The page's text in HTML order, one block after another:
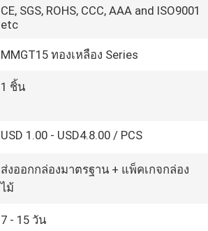
CE, SGS, ROHS, CCC, AAA and ISO9001
etc
MMGT15 ทองเหลือง Series
1 ชิ้น
USD 1.00 - USD4.8.00 / PCS
ส่งออกกล่องมาตรฐาน + แพ็คเกจกล่อง
ไม้
7 - 15 วัน